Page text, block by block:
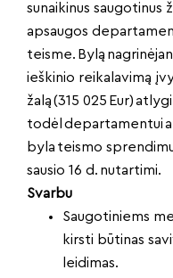
sunaikinus saugotinus
apsaugos
teisme. Bylą
ieškinio reikalavimą
žalą (315 025 Eur)
todėl departamentui
byla teismo
sausio 16 d. nutartimi.
Svarbu
Saugotiniems
kirsti būtinas
leidimas.